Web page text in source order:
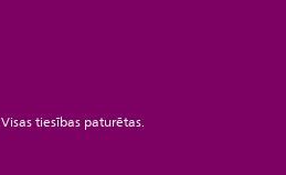
tiesības paturētas.